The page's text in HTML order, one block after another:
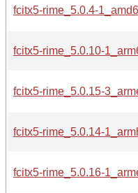
fcitx5-rime_5.0.4-
fcitx5-rime_5.0.10-
fcitx5-rime_5.0.15-
fcitx5-rime_5.0.14-
fcitx5-rime_5.0.16-